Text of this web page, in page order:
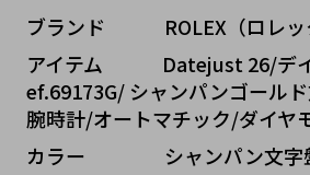
ブランド   ROLEX（ロレッ
アイテム   Datejust 26/デ
ef.69173G/ シャンパンゴール
腕時計/オートマチック/ダイヤ
カラー    シャンパン文字